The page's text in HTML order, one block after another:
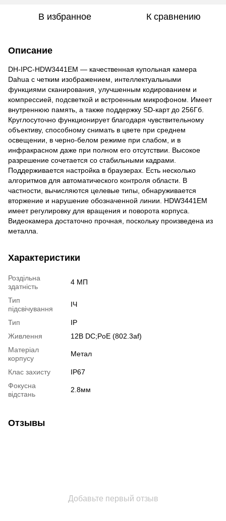
В избранное К сравнению
Описание
DH-IPC-HDW3441EM — качественная купольная камера
Dahua с четким изображением, интеллектуальными
функциями сканирования, улучшенным кодированием и
компрессией, подсветкой и встроенным микрофоном. Имеет
внутреннюю память, а также поддержку SD-карт до 256Гб.
Круглосуточно функционирует благодаря чувствительному
объективу, способному снимать в цвете при среднем
освещении, в черно-белом режиме при слабом, и в
инфракрасном даже при полном его отсутствии. Высокое
разрешение сочетается со стабильными кадрами.
Поддерживается настройка в браузерах. Есть несколько
алгоритмов для автоматического контроля области. В
частности, вычисляются целевые типы, обнаруживается
вторжение и нарушение обозначенной линии. HDW3441EM
имеет регулировку для вращения и поворота корпуса.
Видеокамера достаточно прочная, поскольку произведена из
металла.
Характеристики
Роздільна
здатність
4 МП
Тип
підсвічування
ІЧ
Тип
IP
Живлення
12В DС;PoE (802.3af)
Матеріал
корпусу
Метал
Клас захисту
IP67
Фокусна
відстань
2.8мм
Отзывы
Добавьте первый отзыв